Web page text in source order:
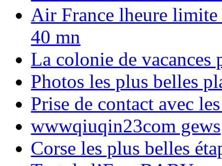
Air France lheure limite
40 mn
La colonie de vacances
Photos les plus belles
Prise de contact avec
wwwqiuqin23com gews
Corse les plus belles